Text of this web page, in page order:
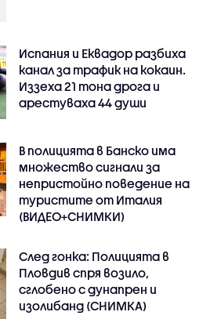
Испания и Еквадор разбиха
канал за трафик на кокаин.
Иззеха 21 тона дрога и
арестуваха 44 души
В полицията в Банско има
множество сигнали за
непристойно поведение на
туристите от Италия
(ВИДЕО+СНИМКИ)
След гонка: Полицията в
Пловдив спря возило,
сглобено с дунапрен и
изолибанд (СНИМКА)